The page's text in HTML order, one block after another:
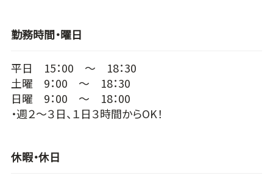
勤務時間・曜日
平日 15：00 ～ 18：30
土曜 9：00 ～ 18：30
日曜 9：00 ～ 18：00
・週２～３日、１日３時間からOK！
休暇・休日